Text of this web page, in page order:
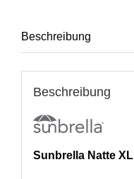
Beschreibung
Beschreibung
Sunbrella Natte XL